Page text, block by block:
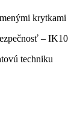
krytkami
– IK10
techniku